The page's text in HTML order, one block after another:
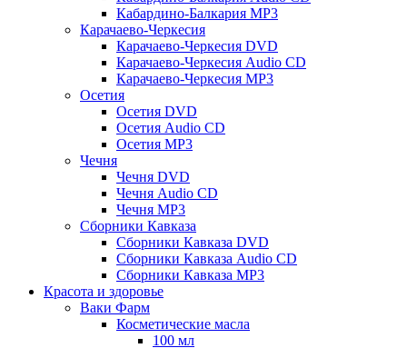
Кабардино-Балкария MP3
Карачаево-Черкесия
Карачаево-Черкесия DVD
Карачаево-Черкесия Audio CD
Карачаево-Черкесия MP3
Осетия
Осетия DVD
Осетия Audio CD
Осетия MP3
Чечня
Чечня DVD
Чечня Audio CD
Чечня MP3
Сборники Кавказа
Сборники Кавказа DVD
Сборники Кавказа Audio CD
Сборники Кавказа MP3
Красота и здоровье
Ваки Фарм
Косметические масла
100 мл